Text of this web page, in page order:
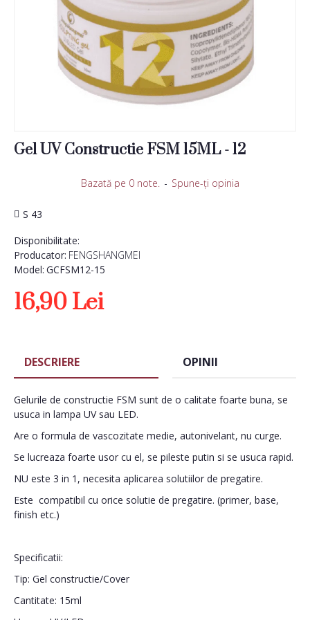
Gel UV Constructie FSM 15ML - 12
Disponibilitate:
Producator: FENGSHANGMEI
Model: GCFSM12-15
S 43
Bazată pe 0 note. - Spune-ţi opinia
16,90 Lei
DESCRIERE OPINII
Gelurile de constructie FSM sunt de o calitate foarte buna, se
usuca in lampa UV sau LED.
Are o formula de vascozitate medie, autonivelant, nu curge.
Se lucreaza foarte usor cu el, se pileste putin si se usuca rapid.
NU este 3 in 1, necesita aplicarea solutiilor de pregatire.
Este compatibil cu orice solutie de pregatire. (primer, base,
finish etc.)
Specificatii:
Tip: Gel constructie/Cover
Cantitate: 15ml